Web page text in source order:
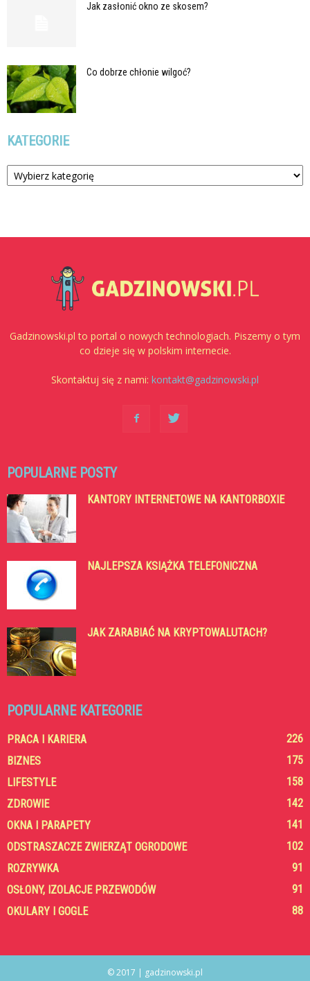
Jak zasłonić okno ze skosem?
Co dobrze chłonie wilgoć?
KATEGORIE
Kategorie
Gadzinowski.pl to portal o nowych technologiach. Piszemy o tym
co dzieje się w polskim internecie.
Skontaktuj się z nami: kontakt@gadzinowski.pl
POPULARNE POSTY
KANTORY INTERNETOWE NA KANTORBOXIE
NAJLEPSZA KSIĄŻKA TELEFONICZNA
JAK ZARABIAĆ NA KRYPTOWALUTACH?
POPULARNE KATEGORIE
PRACA I KARIERA
226
BIZNES
175
LIFESTYLE
158
ZDROWIE
142
OKNA I PARAPETY
141
ODSTRASZACZE ZWIERZĄT OGRODOWE
102
ROZRYWKA
91
OSŁONY, IZOLACJE PRZEWODÓW
91
OKULARY I GOGLE
88
© 2017 | gadzinowski.pl